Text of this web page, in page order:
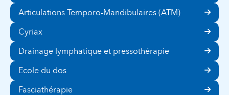
Articulations Temporo-Mandibulaires (ATM)
Cyriax
Drainage lymphatique et pressothérapie
Ecole du dos
Fasciathérapie